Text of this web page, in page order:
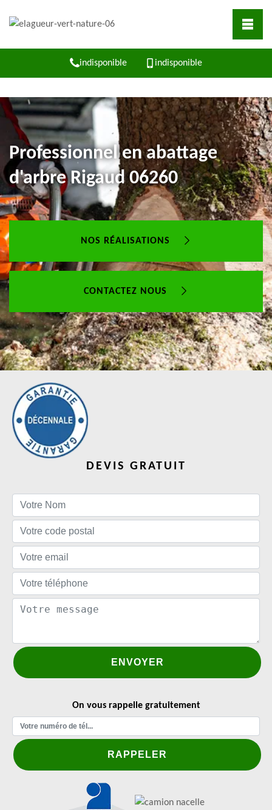
indisponible indisponible
Professionnel en abattage
d'arbre Rigaud 06260
NOS RÉALISATIONS
CONTACTEZ NOUS
DEVIS GRATUIT
On vous rappelle gratuitement